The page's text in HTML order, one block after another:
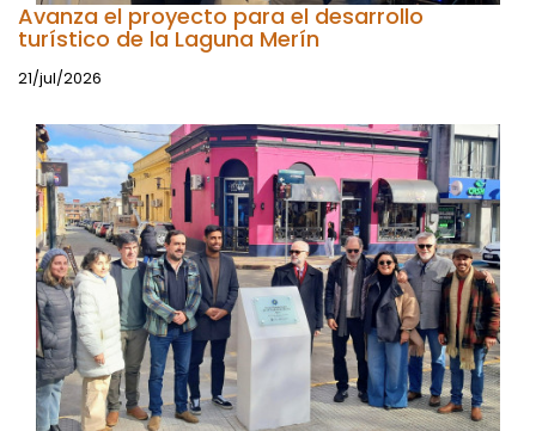
Avanza el proyecto para el desarrollo
turístico de la Laguna Merín
21/jul/2026